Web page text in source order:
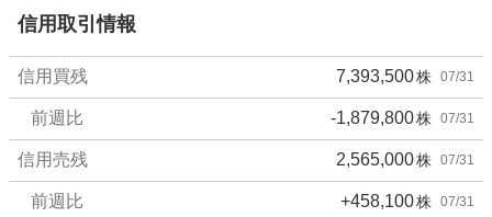
売
り
た
い
.
2
信用取引情報
信用買残 7,393,500株 07/31
前週比 -1,879,800株 07/31
信用売残 2,565,000株 07/31
前週比 +458,100株 07/31